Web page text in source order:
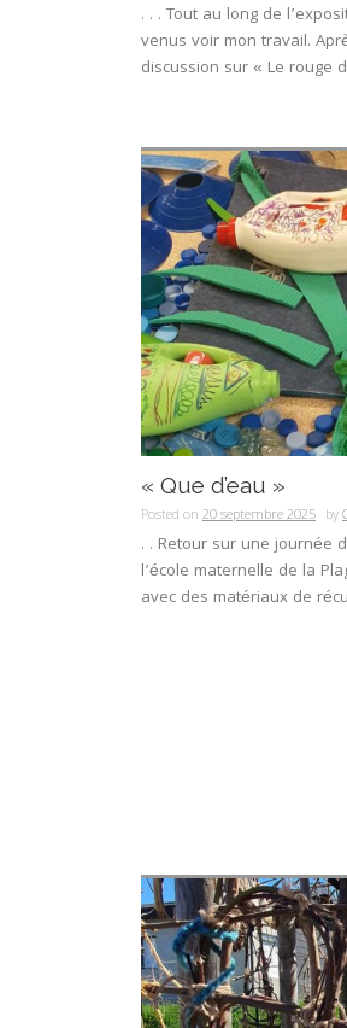
. . . Tout au long de
venus voir mon travail.
discussion sur « Le rouge
« Que d’eau »
Posted on 20 septembre 2025 by
. . Retour sur une journée
l’école maternelle de la
avec des matériaux de